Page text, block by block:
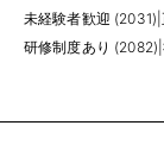
未経験者歓迎 (2031) |
研修制度あり (2082) |